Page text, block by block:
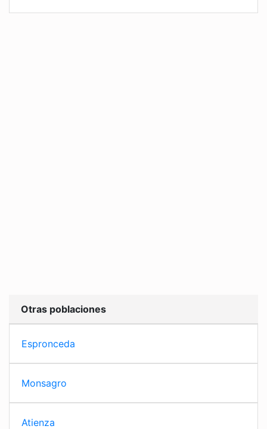
Otras poblaciones
Espronceda
Monsagro
Atienza